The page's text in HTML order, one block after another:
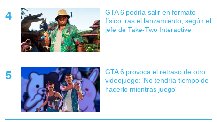
GTA 6 podría salir en formato
físico tras el lanzamiento, según el
jefe de Take-Two Interactive
GTA 6 provoca el retraso de otro
videojuego: 'No tendría tiempo de
hacerlo mientras juego'